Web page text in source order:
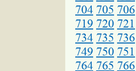
704 705 706
719 720 721
734 735 736
749 750 751
764 765 766